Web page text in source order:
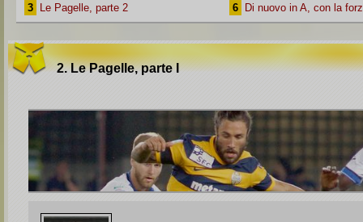
3
Le Pagelle, parte 2
6
Di nuovo in A, con la
2. Le Pagelle, parte I